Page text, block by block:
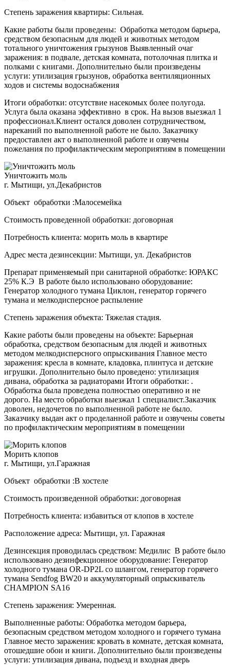
Степень заражения квартиры: Сильная.
Какие работы были проведены: Обработка методом барьера,
средством безопасным для людей и животных методом
тотального уничтожения грызунов Выявленный очаг
заражения: в подвале, детская комната, потолочная плитка и
полками с книгами. Дополнительно были произведены
услуги: утилизация грызунов, обработка вентиляционных
ходов и системы водоснабжения
Итоги обработки: отсутствие насекомых более полугода.
Услуга была оказана эффективно в срок. На вызов выезжал 1
профессионал.Клиент остался доволен сотрудничеством,
нареканий по выполненной работе не было. Заказчику
предоставлен акт о выполненной работе и озвучены
пожелания по профилактическим мероприятиям в помещении
Уничтожить моль
г. Мытищи, ул.Декабристов
Объект обработки :Малосемейка
Стоимость проведенной обработки: договорная
Потребность клиента: морить моль в квартире
Адрес места дезинсекции: Мытищи, ул. Декабристов
Препарат применяемый при санитарной обработке: ЮРАКС
25% К.Э В работе было использовано оборудование:
Генератор холодного тумана Циклон, генератор горячего
тумана и мелкодисперсное распыление
Степень заражения объекта: Тяжелая стадия.
Какие работы были проведены на объекте: Барьерная
обработка, средством безопасным для людей и животных
методом мелкодисперсного опрыскивания Главное место
заражения: кресла в комнате, кладовка, плинтуса и детские
игрушки. Дополнительно было проведено: утилизация
дивана, обработка за радиаторами Итоги обработки: .
Обработка была проведена полностью оперативно и не
дорого. На место обработки выезжал 1 специалист.Заказчик
доволен, недочетов по выполненной работе не было.
Заказчику выдан акт о проделанной работе и озвучены советы
по профилактическим мероприятиям в помещении
Морить клопов
г. Мытищи, ул.Гаражная
Объект обработки :В хостеле
Стоимость произведенной обработки: договорная
Потребность клиента: избавиться от клопов в хостеле
Расположение адреса: Мытищи, ул. Гаражная
Дезинсекция проводилась средством: Медилис В работе было
использовано дезинфекционное оборудование: Генератор
холодного тумана OR-DP2L со шлангом, генератор горячего
тумана Sendfog BW20 и аккумуляторный опрыскиватель
CHAMPION SA16
Степень заражения: Умеренная.
Выполненные работы: Обработка методом барьера,
безопасным средством методом холодного и горячего тумана
Главное место заражения: кровать в комнате, детская комната,
отошедшие обои и книги. Дополнительно были произведены
услуги: утилизация дивана, подъезд и входная дверь